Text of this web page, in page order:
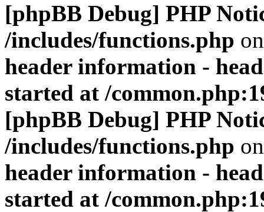
[phpBB Debug] PHP
/includes/functions.php
header information -
started at /
[phpBB Debug] PHP
/includes/functions.php
header information -
started at /